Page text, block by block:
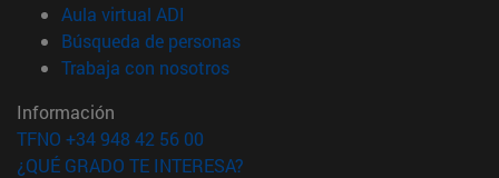
Aula virtual ADI
Búsqueda de personas(abre en nueva ventana)
Trabaja con nosotros(abre en nueva ventana)
Información
TFNO +34 948 42 56 00
¿QUÉ GRADO TE INTERESA?